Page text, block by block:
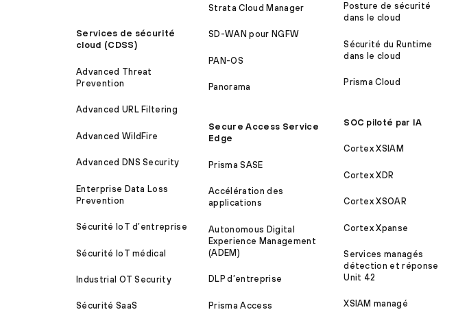
Services de sécurité
cloud (CDSS)
Advanced Threat
Prevention
Advanced URL Filtering
Advanced WildFire
Advanced DNS Security
Enterprise Data Loss
Prevention
Sécurité IoT d’entreprise
Sécurité IoT médical
Industrial OT Security
Sécurité SaaS
Strata Cloud Manager
SD-WAN pour NGFW
PAN-OS
Panorama
Secure Access Service
Edge
Prisma SASE
Accélération des
applications
Autonomous Digital
Experience Management
(ADEM)
DLP d’entreprise
Prisma Access
Posture de sécurité
dans le cloud
Sécurité du Runtime
dans le cloud
Prisma Cloud
SOC piloté par IA
Cortex XSIAM
Cortex XDR
Cortex XSOAR
Cortex Xpanse
Services managés
détection et réponse
Unit 42
XSIAM managé